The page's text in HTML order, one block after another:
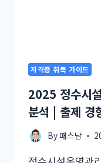
자격증 취득 가이드
2025 정수시
분석 | 출제 경
By패스남